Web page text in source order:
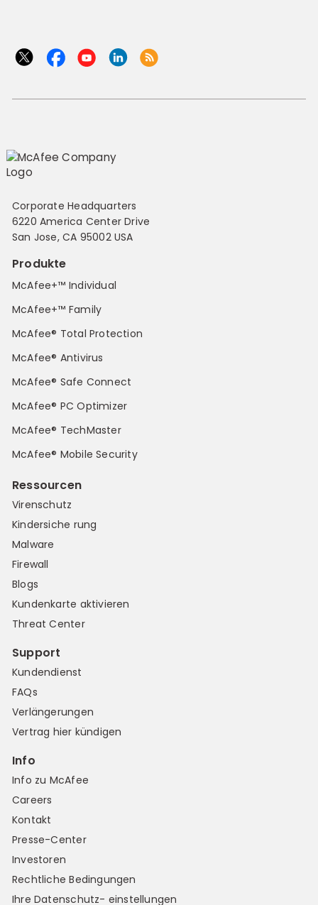
Corporate Headquarters
6220 America Center Drive
San Jose, CA 95002 USA
Produkte
McAfee+™ Individual
McAfee+™ Family
McAfee® Total Protection
McAfee® Antivirus
McAfee® Safe Connect
McAfee® PC Optimizer
McAfee® TechMaster
McAfee® Mobile Security
Ressourcen
Virenschutz
Kindersiche rung
Malware
Firewall
Blogs
Kundenkarte aktivieren
Threat Center
Support
Kundendienst
FAQs
Verlängerungen
Vertrag hier kündigen
Info
Info zu McAfee
Careers
Kontakt
Presse-Center
Investoren
Rechtliche Bedingungen
Ihre Datenschutz- einstellungen